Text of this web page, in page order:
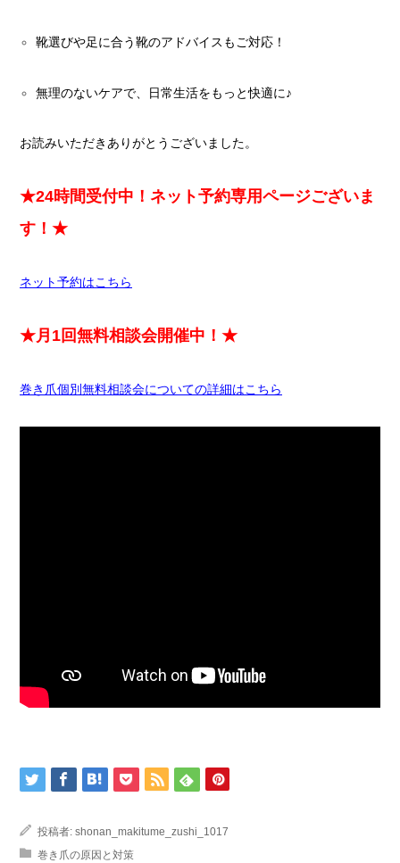
靴選びや足に合う靴のアドバイスもご対応！
無理のないケアで、日常生活をもっと快適に♪
お読みいただきありがとうございました。
★24時間受付中！ネット予約専用ページございま
す！★
ネット予約はこちら
★月1回無料相談会開催中！★
巻き爪個別無料相談会についての詳細はこちら
投稿者: shonan_makitume_zushi_1017
巻き爪の原因と対策